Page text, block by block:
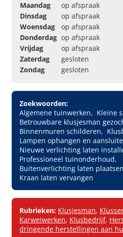
Maandag
op afspraak
Dinsdag
op afspraak
Woensdag
op afspraak
Donderdag op afspraak
Vrijdag
op afspraak
Zaterdag
gesloten
Zondag
gesloten
Zoekwoorden:
Algemene tuinwerken
Kleine
Betrouwbare klusjesman
Binnenmuren schilderen
Lampen ophangen en
Nieuwe verlichting laten
Professioneel tuinonderhoud
Buitenverlichting laten plaatsen
Kraan laten vervangen
Rubrieken: Klusjesman,
Karweiwerken, Klusbedrijf,
dringende herstellingen aan